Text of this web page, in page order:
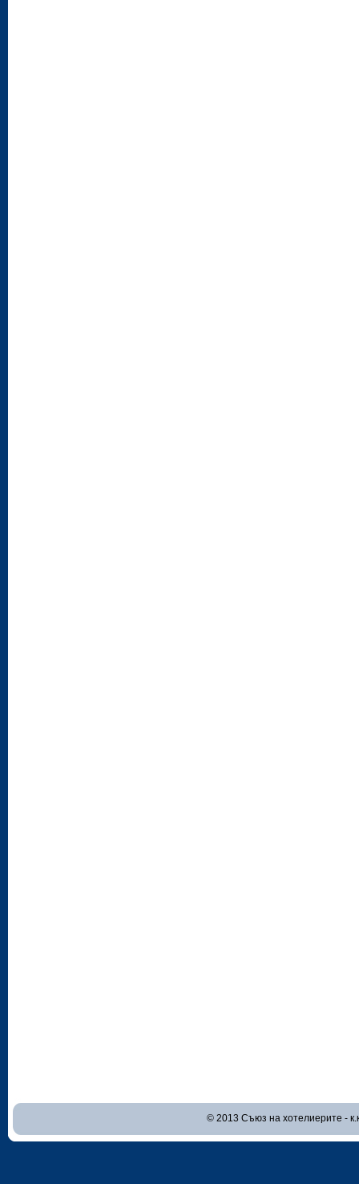
© 2013 Съюз на хотелиерите -